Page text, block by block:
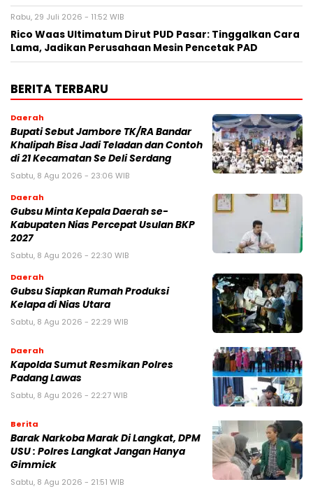
Rabu, 29 Juli 2026 - 11:52 WIB
Rico Waas Ultimatum Dirut PUD Pasar: Tinggalkan Cara
Lama, Jadikan Perusahaan Mesin Pencetak PAD
BERITA TERBARU
Daerah
Bupati Sebut Jambore TK/RA Bandar
Khalipah Bisa Jadi Teladan dan Contoh
di 21 Kecamatan Se Deli Serdang
Sabtu, 8 Agu 2026 - 23:06 WIB
Daerah
Gubsu Minta Kepala Daerah se-
Kabupaten Nias Percepat Usulan BKP
2027
Sabtu, 8 Agu 2026 - 22:30 WIB
Daerah
Gubsu Siapkan Rumah Produksi
Kelapa di Nias Utara
Sabtu, 8 Agu 2026 - 22:29 WIB
Daerah
Kapolda Sumut Resmikan Polres
Padang Lawas
Sabtu, 8 Agu 2026 - 22:27 WIB
Berita
Barak Narkoba Marak Di Langkat, DPM
USU : Polres Langkat Jangan Hanya
Gimmick
Sabtu, 8 Agu 2026 - 21:51 WIB